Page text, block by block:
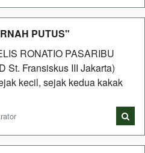
PUTUS"
RONATIO PASARIBU
St. Fransiskus III Jakarta)
kecil, sejak kedua kakak